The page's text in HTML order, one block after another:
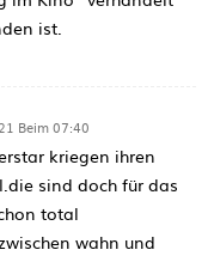
ist.
Beim 07:40
kriegen ihren
sind doch für das
total
wahn und